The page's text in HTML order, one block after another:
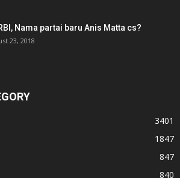
Nama partai baru Anis Matta cs?
23, 2018
3401
1847
847
840